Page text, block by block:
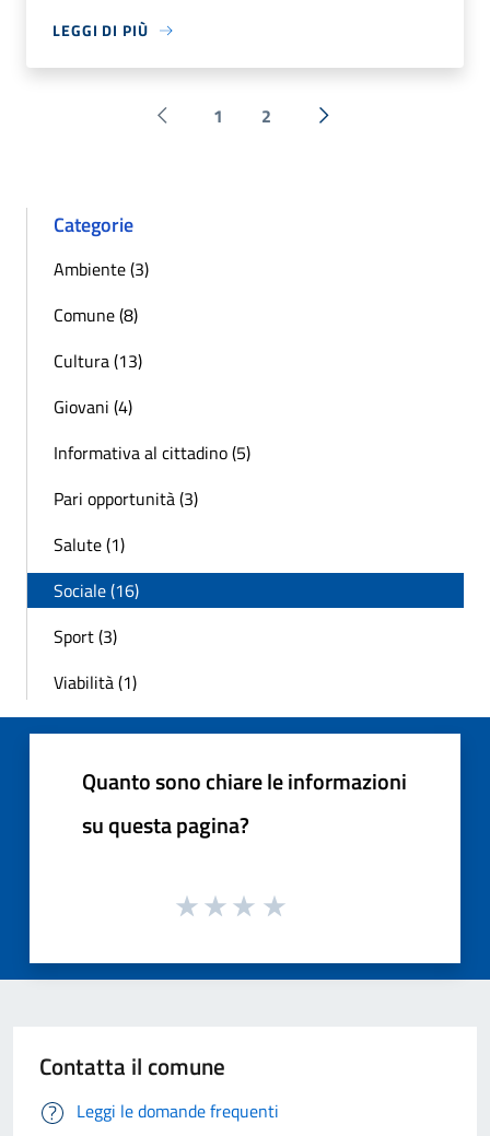
LEGGI DI PIÙ
Pagina precedente
1 2 Successiva »
Categorie
Ambiente (3)
Comune (8)
Cultura (13)
Giovani (4)
Informativa al cittadino (5)
Pari opportunità (3)
Salute (1)
Sociale (16)
Sport (3)
Viabilità (1)
Quanto sono chiare le informazioni
su questa pagina?
Contatta il comune
Leggi le domande frequenti